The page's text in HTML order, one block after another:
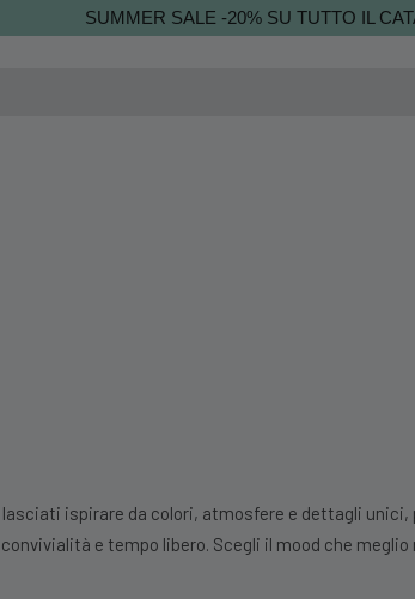
SUMMER SALE -20% SU TUTTO IL
ispirare da colori, atmosfere e dettagli unici,
e tempo libero. Scegli il mood che